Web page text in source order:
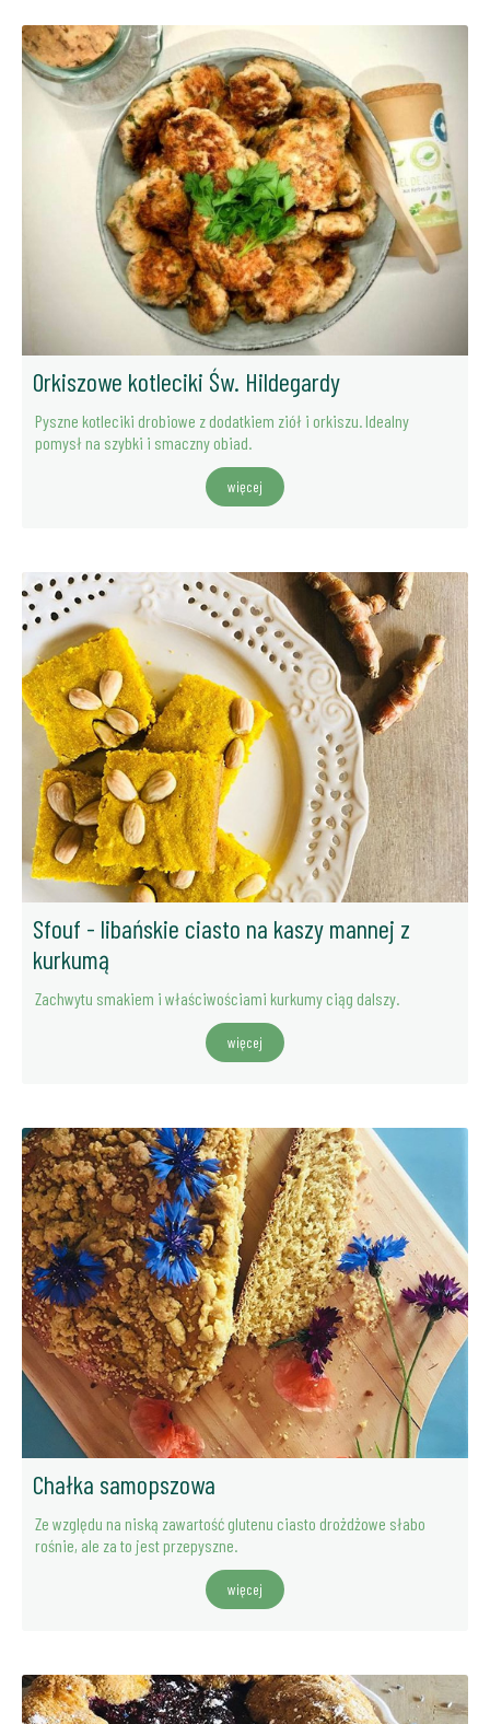
Orkiszowe kotleciki Św. Hildegardy
Pyszne kotleciki drobiowe z dodatkiem ziół i orkiszu. Idealny
pomysł na szybki i smaczny obiad.
więcej
Sfouf - libańskie ciasto na kaszy mannej z
kurkumą
Zachwytu smakiem i właściwościami kurkumy ciąg dalszy.
więcej
Chałka samopszowa
Ze względu na niską zawartość glutenu ciasto drożdżowe słabo
rośnie, ale za to jest przepyszne.
więcej